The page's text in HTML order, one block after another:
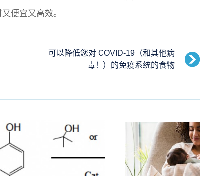
便宜又高效。
可以降低您对 COVID-19（和其他病
毒！）的免疫系统的食物